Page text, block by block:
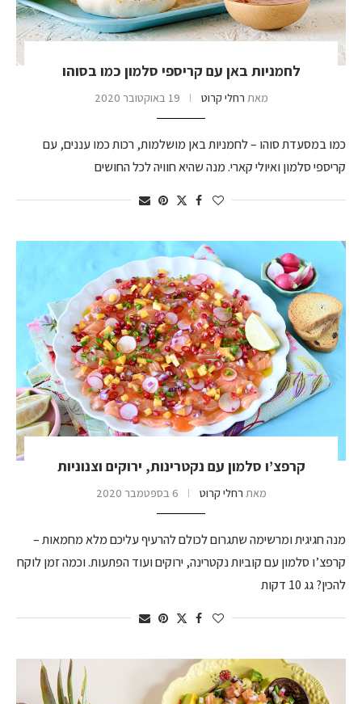
לחמניות באן עם קריספי סלמון כמו בסוהו
מאת רחלי קרוט 19 באוקטובר 2020
כמו במסעדת סוהו – לחמניות באן מושלמות, רכות כמו עננים, עם
קריספי סלמון ואיולי קארי. מנה שהיא חוויה לכל החושים
קרפצ’ו סלמון עם נקטרינות, ירוקים וצנוניות
מאת רחלי קרוט 6 בספטמבר 2020
מנה חגיגית ומרשימה שתגרום לכולם להרעיף עליכם מלא מחמאות –
קרפצ’ו סלמון עם קוביות נקטרינה, ירוקים ועוד הפתעות. וכמה זמן לוקח
להכין? גג 10 דקות